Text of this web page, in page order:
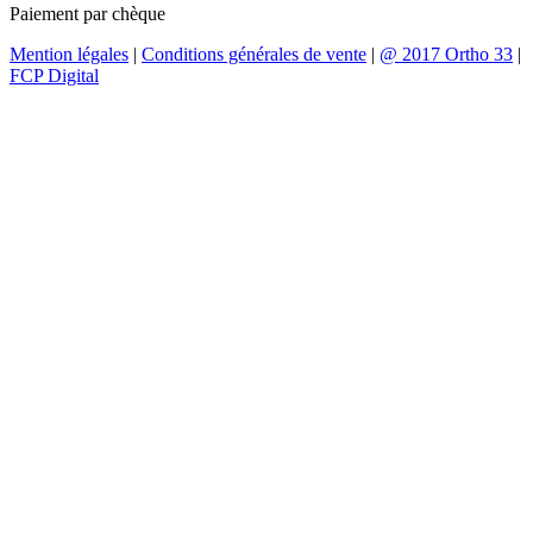
Paiement par chèque
Mention légales | Conditions générales de vente | @ 2017 Ortho 33 |
FCP Digital